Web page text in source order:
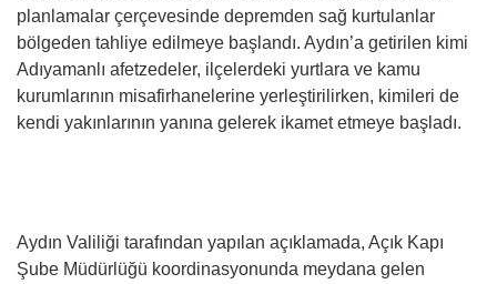
planlamalar çerçevesinde depremden sağ kurtulanlar
bölgeden tahliye edilmeye başlandı. Aydın’a getirilen kimi
Adıyamanlı afetzedeler, ilçelerdeki yurtlara ve kamu
kurumlarının misafirhanelerine yerleştirilirken, kimileri de
kendi yakınlarının yanına gelerek ikamet etmeye başladı.
Aydın Valiliği tarafından yapılan açıklamada, Açık Kapı
Şube Müdürlüğü koordinasyonunda meydana gelen